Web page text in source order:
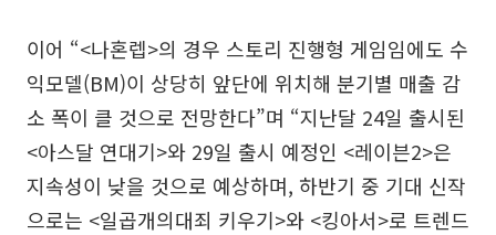
이어 “<나혼렙>의 경우 스토리 진행형 게임임에도 수
익모델(BM)이 상당히 앞단에 위치해 분기별 매출 감
소 폭이 클 것으로 전망한다”며 “지난달 24일 출시된
<아스달 연대기>와 29일 출시 예정인 <레이븐2>은
지속성이 낮을 것으로 예상하며, 하반기 중 기대 신작
으로는 <일곱개의대죄 키우기>와 <킹아서>로 트렌드